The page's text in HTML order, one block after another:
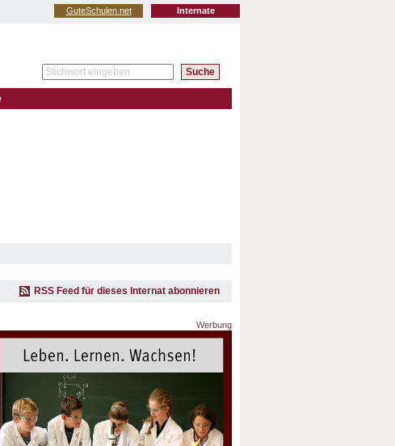
Internate
GuteSchulen.net
RSS Feed für dieses Internat abonnieren
Werbung